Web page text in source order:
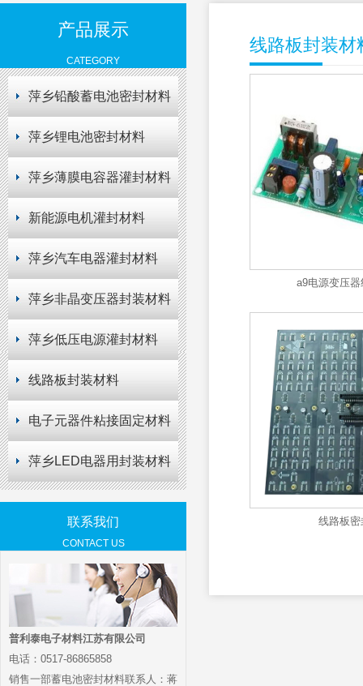
产品展示
CATEGORY
萍乡铅酸蓄电池密封材料
萍乡锂电池密封材料
萍乡薄膜电容器灌封材料
新能源电机灌封材料
萍乡汽车电器灌封材料
萍乡非晶变压器封装材料
萍乡低压电源灌封材料
线路板封装材料
电子元器件粘接固定材料
萍乡LED电器用封装材料
联系我们
CONTACT US
普利泰电子材料江苏有限公司
电话：0517-86865858
销售一部蓄电池密封材料联系人：蒋
线路板封装材
a9电源变压
线路板密